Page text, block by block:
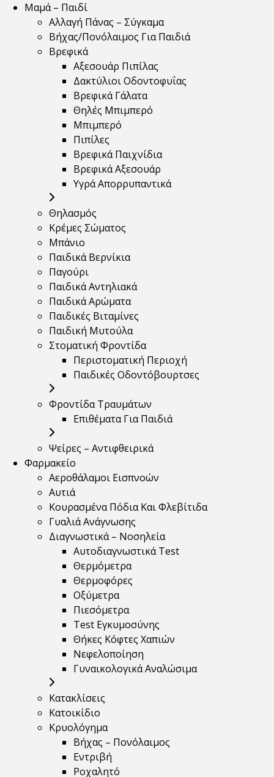
Μαμά – Παιδί
Αλλαγή Πάνας – Σύγκαμα
Βήχας/Πονόλαιμος Για Παιδιά
Βρεφικά
Αξεσουάρ Πιπίλας
Δακτύλιοι Οδοντοφυΐας
Βρεφικά Γάλατα
Θηλές Μπιμπερό
Μπιμπερό
Πιπίλες
Βρεφικά Παιχνίδια
Βρεφικά Αξεσουάρ
Υγρά Απορρυπαντικά
Θηλασμός
Κρέμες Σώματος
Μπάνιο
Παιδικά Βερνίκια
Παγούρι
Παιδικά Αντηλιακά
Παιδικά Αρώματα
Παιδικές Βιταμίνες
Παιδική Μυτούλα
Στοματική Φροντίδα
Περιστοματική Περιοχή
Παιδικές Οδοντόβουρτσες
Φροντίδα Τραυμάτων
Επιθέματα Για Παιδιά
Ψείρες – Αντιφθειρικά
Φαρμακείο
Αεροθάλαμοι Εισπνοών
Αυτιά
Κουρασμένα Πόδια Και Φλεβίτιδα
Γυαλιά Ανάγνωσης
Διαγνωστικά – Νοσηλεία
Αυτοδιαγνωστικά Test
Θερμόμετρα
Θερμοφόρες
Οξύμετρα
Πιεσόμετρα
Test Εγκυμοσύνης
Θήκες Κόφτες Χαπιών
Νεφελοποίηση
Γυναικολογικά Αναλώσιμα
Κατακλίσεις
Κατοικίδιο
Κρυολόγημα
Βήχας – Πονόλαιμος
Εντριβή
Ροχαλητό